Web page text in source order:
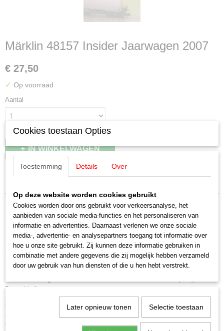
Märklin 48157 Insider Jaarwagen 2007
€ 27,50
✓ Op voorraad
Aantal
IN WINKELWAGEN
EAN code
4001883481579
Productcode leverancier
Schaal
H0 (1:87)
Staat
Omschrijving
Märklin 48157 Insider Jaarwagen
2007
Drukgasketelwagen, ondergebracht bij de Deutsche Bundesbahn (DB).
Düsseldorf.
Gedetailleerd chassis met doorbroken frame. Buitenlangsdrager
als U-profiel met trekogen. Draaistellen naar type Minden-Dorstfeld.
Gemonteerd remmersbordes. Lengte over buffers 14,6 cm
Cookies toestaan Opties
Toestemming Details Over
Op deze website worden cookies gebruikt
Cookies worden door ons gebruikt voor verkeersanalyse, het
aanbieden van sociale media-functies en het personaliseren van
informatie en advertenties. Daarnaast verlenen we onze sociale
media-, advertentie- en analysepartners toegang tot informatie over
hoe u onze site gebruikt. Zij kunnen deze informatie gebruiken in
combinatie met andere gegevens die zij mogelijk hebben verzameld
door uw gebruik van hun diensten of die u hen hebt verstrekt.
Later opnieuw tonen Selectie toestaan